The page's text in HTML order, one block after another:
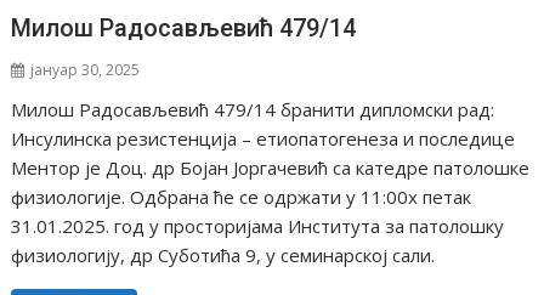
Милош Радосављевић 479/14
јануар 30, 2025
Милош Радосављевић 479/14 бранити дипломски рад:
Инсулинска резистенција – етиопатогенеза и последице
Ментор је Доц. др Бојан Јоргачевић са катедре патолошке
физиологије. Одбрана ће се одржати у 11:00х петак
31.01.2025. год у просторијама Института за патолошку
физиологију, др Суботића 9, у семинарској сали.